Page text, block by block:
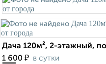
Дача 120м², 2-этажный,
1 600 ₽ в сутки